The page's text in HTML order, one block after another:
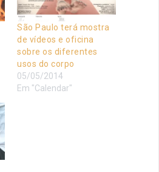
São Paulo terá mostra
de vídeos e oficina
sobre os diferentes
usos do corpo
05/05/2014
Em "Calendar"